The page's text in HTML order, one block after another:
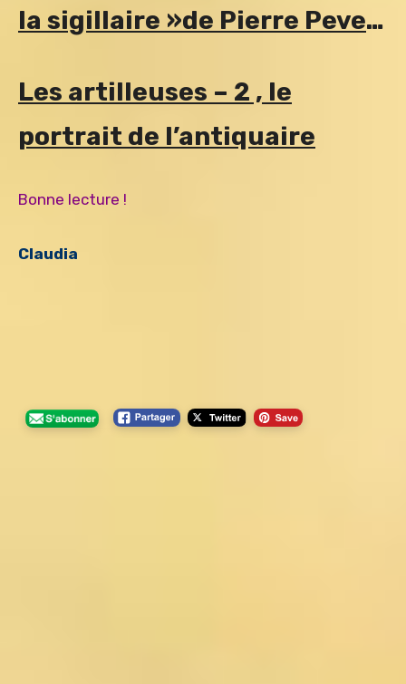
la sigillaire »de Pierre Pevel
Les artilleuses – 2 , le
portrait de l’antiquaire
Bonne lecture !
Claudia